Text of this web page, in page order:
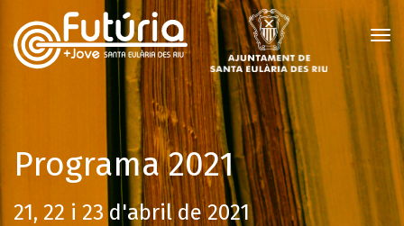
Programa 2021
21, 22 i 23 d'abril de 2021